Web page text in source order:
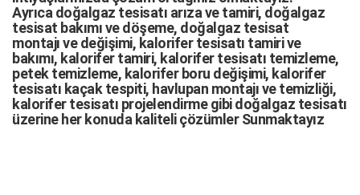
Ayrıca doğalgaz tesisatı arızave tamiri, doğalgaz
tesisat bakımıve döşeme, doğalgaz tesisat
montajıve değişimi, kalorifer tesisatı tamiri ve
bakımı, kalorifer tamiri, kalorifer tesisatı temizleme,
petek temizleme, kalorifer boru değişimi, kalorifer
tesisatı kaçak tespiti, havlupan montajı ve temizliği,
kalorifer tesisatı projelendirme gibi d oğalgaz tesisatı
üzerine her konuda kaliteli çözümler Sunmaktayız